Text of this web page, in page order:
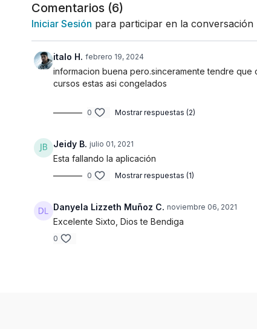
Comentarios (6)
Iniciar Sesión para participar en la conversación
italo H. febrero 19, 2024
informacion buena pero.sinceramente tendre
cursos estas asi congelados
0 Mostrar respuestas (2)
Jeidy B. julio 01, 2021
Esta fallando la aplicación
0 Mostrar respuestas (1)
Danyela Lizzeth Muñoz C. noviembre 06, 2021
Excelente Sixto, Dios te Bendiga
0